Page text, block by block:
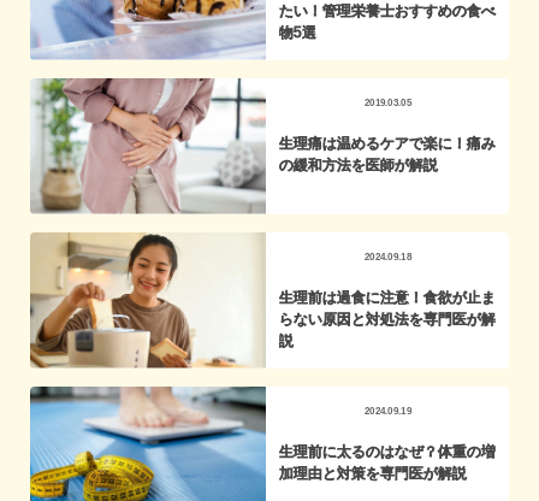
たい！管理栄養士おすすめの食べ
物5選
2019.03.05
生理痛は温めるケアで楽に！痛み
の緩和方法を医師が解説
2024.09.18
生理前は過食に注意！食欲が止ま
らない原因と対処法を専門医が解
説
2024.09.19
生理前に太るのはなぜ？体重の増
加理由と対策を専門医が解説